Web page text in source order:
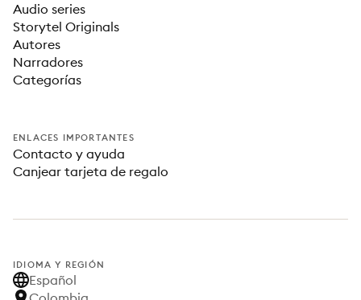
Audio series
Storytel Originals
Autores
Narradores
Categorías
ENLACES IMPORTANTES
Contacto y ayuda
Canjear tarjeta de regalo
IDIOMA Y REGIÓN
Español